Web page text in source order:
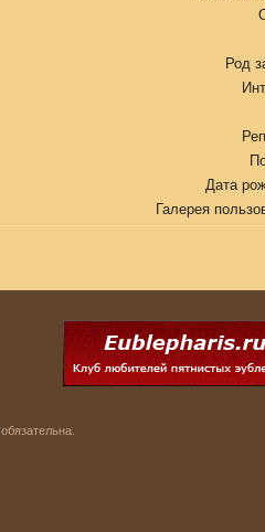
Род
Дата
Галерея
обязательна.